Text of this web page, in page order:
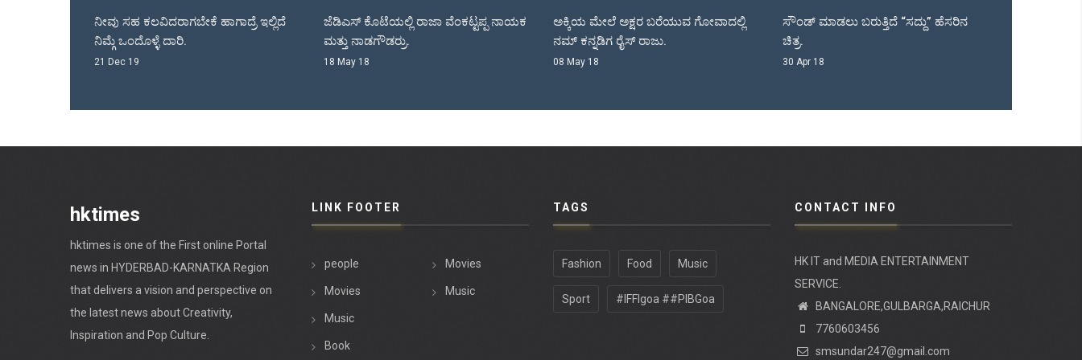
ಹಾಗಾದ್ರೆ ಇಲ್ಲಿದೆ
ಜೆಡಿಎಸ್ ಕೊಟೆಯಲ್ಲಿ ರಾಜಾ ವೆಂಕಟ್ಟಪ್ಪ ನಾಯಕ
ಮತ್ತು ನಾಡಗೌಡರ್ರು.
ಅಕ್ಕಿಯ ಮೇಲೆ ಅಕ್ಷರ ಬರೆಯುವ ಗೋವಾದಲ್ಲಿ
ನಮ್ ಕನ್ನಡಿಗ ರೈಸ್ ರಾಜು.
ಸೌಂಡ್ ಮಾಡಲು ಬರುತ್ತಿದೆ “ಸದ್ದು” ಹೆಸರಿನ
ಚಿತ್ರ.
ಹೆಚ್ ಡಿ ಕೆ ಮುಂದಿನ ಸರ್ಕಾರ...
hktimes
hktimes is one of the First online Portal
news in HYDERBAD-KARNATKA Region
that delivers a vision and perspective on
the latest news about Creativity,
Inspiration and Pop Culture.
LINK FOOTER
people
Movies
Music
Book
Movies
Music
TAGS
Fashion Food Music
Sport #IFFIgoa ##PIBGoa
CONTACT INFO
HK IT and MEDIA ENTERTAINMENT
SERVICE.
BANGALORE,GULBARGA,RAICHUR
7760603456
smsundar247@gmail.com